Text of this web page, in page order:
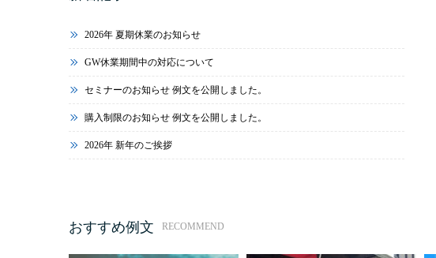
2026年 夏期休業のお知らせ
GW休業期間中の対応について
セミナーのお知らせ 例文を公開しました。
購入制限のお知らせ 例文を公開しました。
2026年 新年のご挨拶
おすすめ例文 RECOMMEND